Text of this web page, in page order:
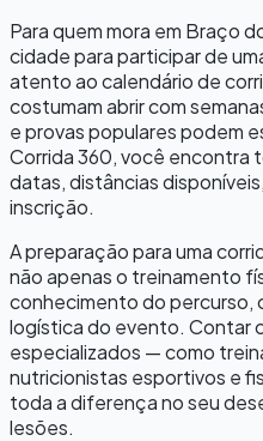
Para quem mora em Braço
cidade para participar de
atento ao calendário de
costumam abrir com
e provas populares podem
Corrida 360, você encontra
datas, distâncias
inscrição.
A preparação para uma
não apenas o treinamento
conhecimento do percurso,
logística do evento. Contar
especializados — como
nutricionistas esportivos e
toda a diferença no seu
lesões.